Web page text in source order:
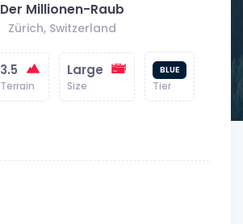
Der Millionen-Raub
Zürich, Switzerland
3.5
Terrain
Large
Size
BLUE
Tier